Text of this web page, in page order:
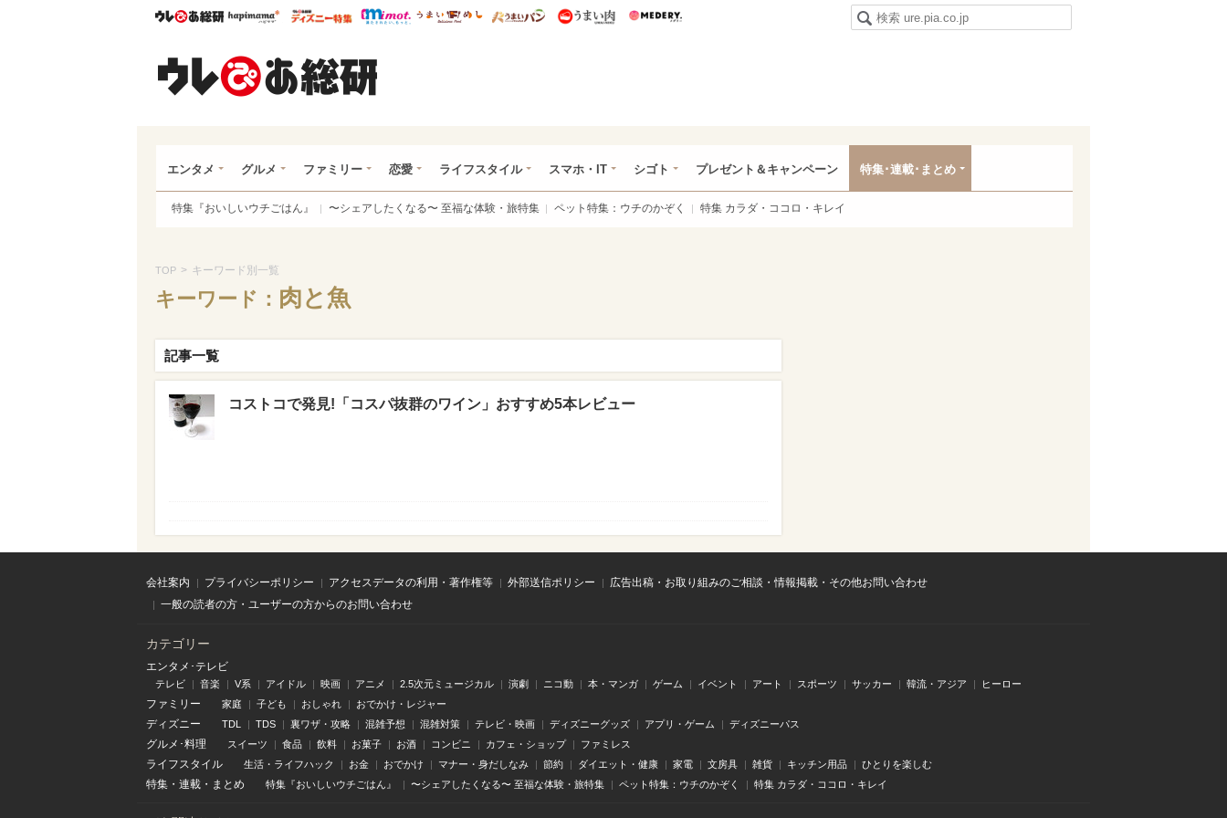
ウレぴあ総研ハピママ* ウレぴあ総研 ディズニー特集
mimot. うまいめし うまいパン うまい肉
エンタメ グルメ ファミリー 恋愛 ライフスタイル スマホ・IT シゴト プレゼント＆キャンペーン 特集･連載･まとめ
特集『おいしいウチごはん』 〜シェアしたくなる〜 至福な体験・旅特集 ペット特集：ウチのかぞく 特集 カラダ・ココロ・キレイ
TOP > キーワード別一覧
キーワード： 肉と魚
記事一覧
コストコで発見!「コスパ抜群のワイン」おすすめ5本レビュー
会社案内 プライバシーポリシー アクセスデータの利用・著作権等 外部送信ポリシー
広告出稿・お取り組みのご相談・情報掲載・その他お問い合わせ
一般の読者の方・ユーザーの方からのお問い合わせ
カテゴリー
エンタメ･テレビ
テレビ 音楽 V系 アイドル 映画 アニメ 2.5次元ミュージカル 演劇 ニコ動 本・マンガ ゲーム イベント アート スポーツ サッカー 韓流・アジア ヒーロー
ファミリー 家庭 子ども おしゃれ おでかけ・レジャー
ディズニー TDL TDS 裏ワザ・攻略 混雑予想 混雑対策 テレビ・映画 ディズニーグッズ アプリ・ゲーム ディズニーパス
グルメ･料理 スイーツ 食品 飲料 お菓子 お酒 コンビニ カフェ・ショップ ファミレス
ライフスタイル 生活・ライフハック お金 おでかけ マナー・身だしなみ 節約 ダイエット・健康 家電 文房具 雑貨 キッチン用品 ひとりを楽しむ
特集 ・ 連載 ・ まとめ 特集『おいしいウチごはん』 〜シェアしたくなる〜 至福な体験・旅特集 ペット特集：ウチのかぞく 特集 カラダ・ココロ・キレイ